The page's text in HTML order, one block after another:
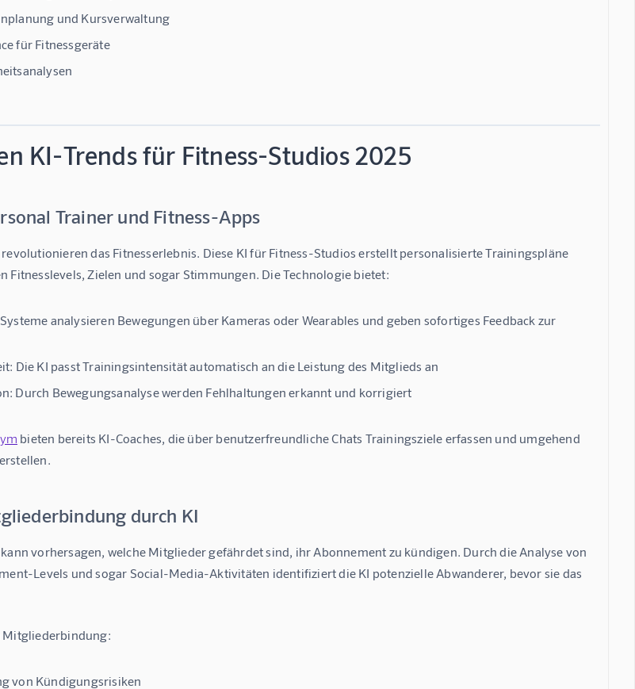
und Kursverwaltung
für Fitnessgeräte
KI-Trends für Fitness-Studios 2025
Trainer und Fitness-Apps
das Fitnesserlebnis. Diese KI für Fitness-Studios erstellt personalisierte Trainingspläne
Fitnesslevels, Zielen und sogar Stimmungen. Die Technologie bietet:
analysieren Bewegungen über Kameras oder Wearables und geben sofortiges Feedback zur
Die KI passt Trainingsintensität automatisch an die Leistung des Mitglieds an
Durch Bewegungsanalyse werden Fehlhaltungen erkannt und korrigiert
bieten bereits KI-Coaches, die über benutzerfreundliche Chats Trainingsziele erfassen und umgehend
durch KI
kann vorhersagen, welche Mitglieder gefährdet sind, ihr Abonnement zu kündigen. Durch die Analyse von
Levels und sogar Social-Media-Aktivitäten identifiziert die KI potenzielle Abwanderer, bevor sie das
Mitgliederbindung:
von Kündigungsrisiken